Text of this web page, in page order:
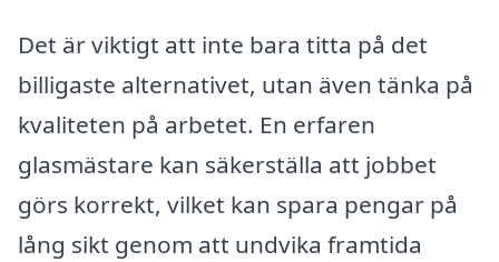
Det är viktigt att inte bara titta på det
billigaste alternativet, utan även tänka på
kvaliteten på arbetet. En erfaren
glasmästare kan säkerställa att jobbet
görs korrekt, vilket kan spara pengar på
lång sikt genom att undvika framtida